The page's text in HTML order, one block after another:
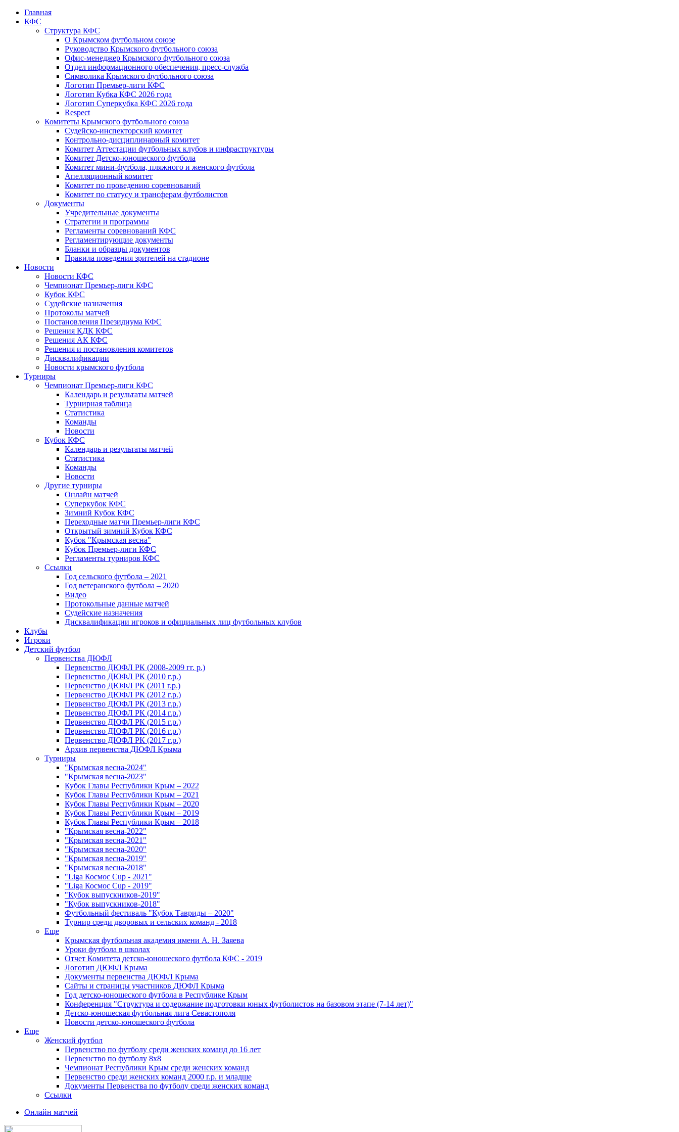
Главная
КФС
Структура КФС
О Крымском футбольном союзе
Руководство Крымского футбольного союза
Офис-менеджер Крымского футбольного союза
Отдел информационного обеспечения, пресс-служба
Символика Крымского футбольного союза
Логотип Премьер-лиги КФС
Логотип Кубка КФС 2026 года
Логотип Суперкубка КФС 2026 года
Respect
Комитеты Крымского футбольного союза
Судейско-инспекторский комитет
Контрольно-дисциплинарный комитет
Комитет Аттестации футбольных клубов и инфраструктуры
Комитет Детско-юношеского футбола
Комитет мини-футбола, пляжного и женского футбола
Апелляционный комитет
Комитет по проведению соревнований
Комитет по статусу и трансферам футболистов
Документы
Учредительные документы
Стратегии и программы
Регламенты соревнований КФС
Регламентирующие документы
Бланки и образцы документов
Правила поведения зрителей на стадионе
Новости
Новости КФС
Чемпионат Премьер-лиги КФС
Кубок КФС
Судейские назначения
Протоколы матчей
Постановления Президиума КФС
Решения КДК КФС
Решения АК КФС
Решения и постановления комитетов
Дисквалификации
Новости крымского футбола
Турниры
Чемпионат Премьер-лиги КФС
Календарь и результаты матчей
Турнирная таблица
Статистика
Команды
Новости
Кубок КФС
Календарь и результаты матчей
Статистика
Команды
Новости
Другие турниры
Онлайн матчей
Суперкубок КФС
Зимний Кубок КФС
Переходные матчи Премьер-лиги КФС
Открытый зимний Кубок КФС
Кубок "Крымская весна"
Кубок Премьер-лиги КФС
Регламенты турниров КФС
Ссылки
Год сельского футбола – 2021
Год ветеранского футбола – 2020
Видео
Протокольные данные матчей
Судейские назначения
Дисквалификации игроков и официальных лиц футбольных клубов
Клубы
Игроки
Детский футбол
Первенства ДЮФЛ
Первенство ДЮФЛ РК (2008-2009 гг. р.)
Первенство ДЮФЛ РК (2010 г.р.)
Первенство ДЮФЛ РК (2011 г.р.)
Первенство ДЮФЛ РК (2012 г.р.)
Первенство ДЮФЛ РК (2013 г.р.)
Первенство ДЮФЛ РК (2014 г.р.)
Первенство ДЮФЛ РК (2015 г.р.)
Первенство ДЮФЛ РК (2016 г.р.)
Первенство ДЮФЛ РК (2017 г.р.)
Архив первенства ДЮФЛ Крыма
Турниры
"Крымская весна-2024"
"Крымская весна-2023"
Кубок Главы Республики Крым – 2022
Кубок Главы Республики Крым – 2021
Кубок Главы Республики Крым – 2020
Кубок Главы Республики Крым – 2019
Кубок Главы Республики Крым – 2018
"Крымская весна-2022"
"Крымская весна-2021"
"Крымская весна-2020"
"Крымская весна-2019"
"Крымская весна-2018"
"Liga Космос Cup - 2021"
"Liga Космос Cup - 2019"
"Кубок выпускников-2019"
"Кубок выпускников-2018"
Футбольный фестиваль "Кубок Тавриды – 2020"
Турнир среди дворовых и сельских команд - 2018
Еще
Крымская футбольная академия имени А. Н. Заяева
Уроки футбола в школах
Отчет Комитета детско-юношеского футбола КФС - 2019
Логотип ДЮФЛ Крыма
Документы первенства ДЮФЛ Крыма
Сайты и страницы участников ДЮФЛ Крыма
Год детско-юношеского футбола в Республике Крым
Конференция "Структура и содержание подготовки юных футболистов на базовом этапе (7-14 лет)"
Детско-юношеская футбольная лига Севастополя
Новости детско-юношеского футбола
Еще
Женский футбол
Первенство по футболу среди женских команд до 16 лет
Первенство по футболу 8х8
Чемпионат Республики Крым среди женских команд
Первенство среди женских команд 2000 г.р. и младше
Документы Первенства по футболу среди женских команд
Ссылки
Онлайн матчей